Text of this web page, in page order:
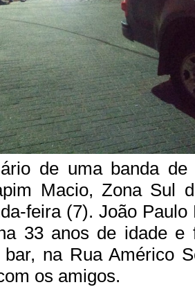
de uma banda
Macio, Zona Sul
feira (7). João Paulo
33 anos de idade e
na Rua Américo
os amigos.